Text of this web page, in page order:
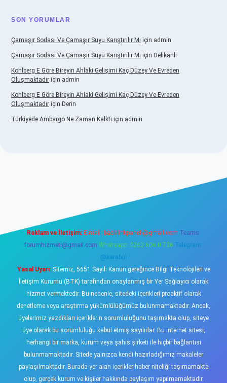
SON YORUMLAR
Çamaşır Sodası Ve Çamaşır Suyu Karıştırılır Mı için admin
Çamaşır Sodası Ve Çamaşır Suyu Karıştırılır Mı için Delikanlı
Kohlberg E Göre Bireyin Ahlaki Gelişimi Kaç Düzey Ve Evreden
Oluşmaktadır için admin
Kohlberg E Göre Bireyin Ahlaki Gelişimi Kaç Düzey Ve Evreden
Oluşmaktadır için Derin
Türkiyede Ambargo Ne Zaman Kalktı için admin
Reklam ve İletişim: E-mail: backlinkpaneli@gmail.com Teams:
forumhizmeti@gmail.com Whatsapp: 0262 606 0 726 Telegram:
@karabul
Yasal Uyarı:Sitemiz, 5651 Sayılı Kanun gereğince Bilgi Teknolojileri ve
İletişim Kurumu (BTK) tarafından onaylanmış bir Yer Sağlayıcı olarak
hizmet vermektedir. Bu nedenle, sitedeki içerikleri proaktif olarak
denetleme veya araştırma yükümlülüğümüz bulunmamaktadır. Ancak,
üyelerimiz yazdıkları içeriklerin sorumluluğunu taşımakta olup, siteye
üye olarak bu sorumluluğu kabul etmiş sayılırlar. Bu internet sitesi,
herhangi bir marka, kurum veya şahıs şirketi ile hiçbir bağlantısı
bulunmamaktadır. Sitede yalnızca kendi hazırladığımız makaleler
paylaşılmaktadır. Burada yer alan içerikler haber niteliği taşımamakta
olup, gerçek kurum ve kişiler hakkında paylaşım yapılmamaktadır.